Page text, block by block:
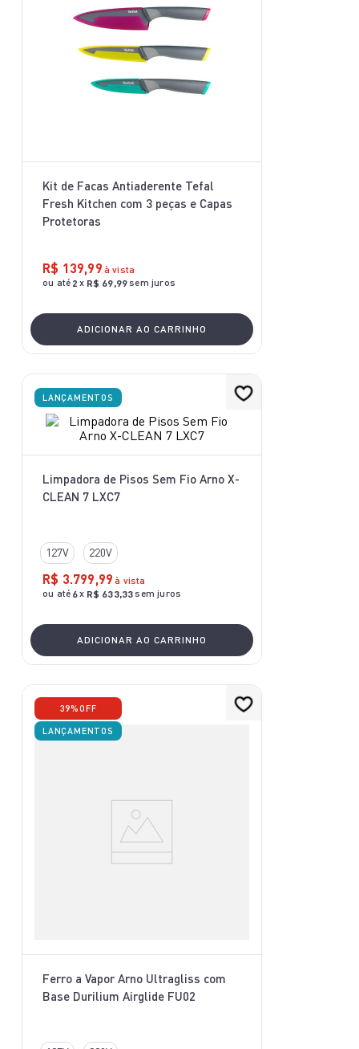
Kit de Facas Antiaderente Tefal
Fresh Kitchen com 3 peças e Capas
Protetoras
R$ 139,99 à vista
ou até 2 x R$ 69,99sem juros
ADICIONAR AO CARRINHO
LANÇAMENTOS
Limpadora de Pisos Sem Fio Arno X-
CLEAN 7 LXC7
127V 220V
R$ 3.799,99 à vista
ou até 6x R$ 633,33sem juros
ADICIONAR AO CARRINHO
39%OFF
LANÇAMENTOS
Ferro a Vapor Arno Ultragliss com
Base Durilium Airglide FU02
10º aspirador x-force 9 60